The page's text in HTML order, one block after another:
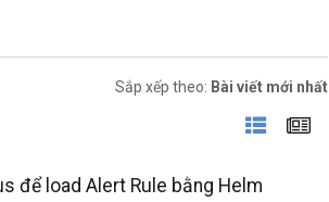
Sắp xếp theo: Bài viết mới nhất
để load Alert Rule bằng Helm